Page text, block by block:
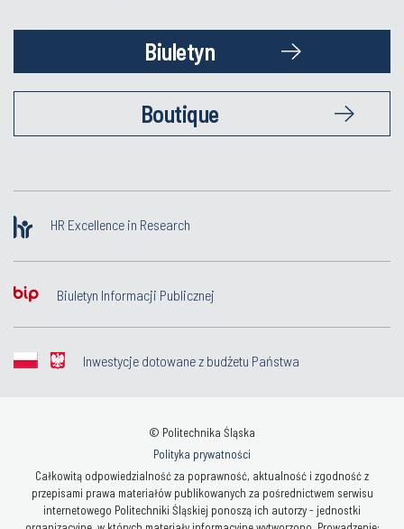
Biuletyn
Boutique
HR Excellence in Research
Biuletyn Informacji Publicznej
Inwestycje dotowane z budżetu Państwa
© Politechnika Śląska
Polityka prywatności
Całkowitą odpowiedzialność za poprawność, aktualność i zgodność z
przepisami prawa materiałów publikowanych za pośrednictwem serwisu
internetowego Politechniki Śląskiej ponoszą ich autorzy - jednostki